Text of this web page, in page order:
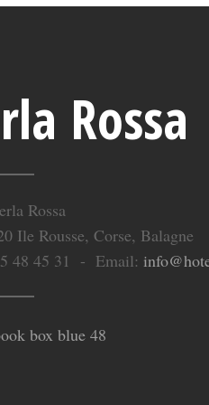
Rossa
Rossa
Ile Rousse, Corse, Balagne
48 45 31 - Email: